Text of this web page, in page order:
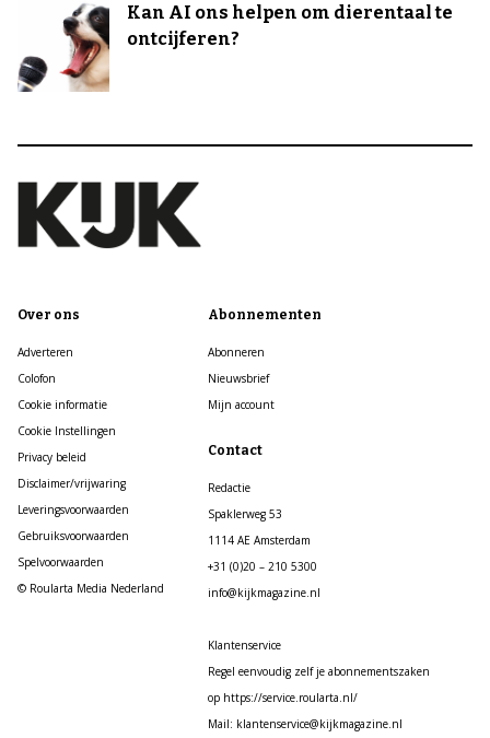
Kan AI ons helpen om dierentaal te
ontcijferen?
Over ons
Adverteren
Colofon
Cookie informatie
Cookie Instellingen
Privacy beleid
Disclaimer/vrijwaring
Leveringsvoorwaarden
Gebruiksvoorwaarden
Spelvoorwaarden
© Roularta Media Nederland
Abonnementen
Abonneren
Nieuwsbrief
Mijn account
Contact
Redactie
Spaklerweg 53
1114 AE Amsterdam
+31 (0)20 – 210 5300
info@kijkmagazine.nl
Klantenservice
Regel eenvoudig zelf je abonnementszaken
op https://service.roularta.nl/
Mail: klantenservice@kijkmagazine.nl